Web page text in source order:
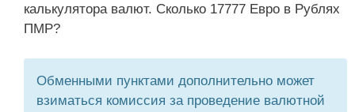
калькулятора валют. Сколько 17777 Евро в Рублях
ПМР?
Обменными пунктами дополнительно может
взиматься комиссия за проведение валютной